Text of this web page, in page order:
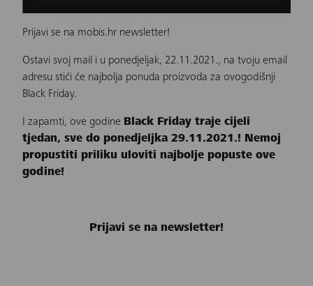
Prijavi se na mobis.hr newsletter!
Ostavi svoj mail i u ponedjeljak, 22.11.2021., na tvoju email
adresu stići će najbolja ponuda proizvoda za ovogodišnji
Black Friday.
I zapamti, ove godine Black Friday traje cijeli
tjedan, sve do ponedjeljka 29.11.2021.! Nemoj
propustiti priliku uloviti najbolje popuste ove
godine!
Prijavi se na newsletter!